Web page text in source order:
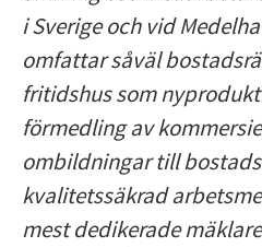
i Sverige och vid
omfattar såväl
fritidshus som
förmedling av
ombildningar till
kvalitetssäkrad
mest dedikerade